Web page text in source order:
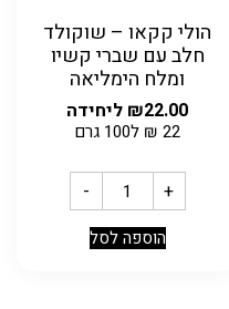
הולי קקאו – שוקולד
חלב עם שברי קשיו
ומלח הימליאה
₪22.00 ליחידה
22
₪ ל100 גרם
- +
הוספה לסל